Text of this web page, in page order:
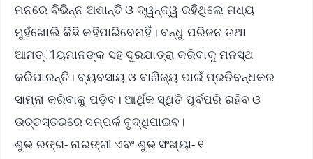
ମନରେ ବିଭିନ୍ନ ଅଶାନ୍ତି ଓ ଦ୍ୱନ୍ଦ୍ୱ ରହିଥିଲେ ମଧ୍ୟ
ମୁହଁଖୋଲି କିଛି କହିପାରିବେନାହିଁ। ବନ୍ଧୁ ପରିଜନ ତଥା
ଆମତ୍ୀୟମାନଙ୍କ ସହ ଦୂରଯାତ୍ରା କରିବାକୁ ମନସ୍ଥ
କରିପାରନ୍ତି। ବ୍ୟବସାୟ ଓ ବାଣିଜ୍ୟ ପାଇଁ ପ୍ରତିବନ୍ଧକର
ସାମ୍ନା କରିବାକୁ ପଡ଼ିବ। ଆର୍ଥିକ ସ୍ଥିତି ପୂର୍ବପରି ରହିବ ଓ
ଉଚ୍ଚସ୍ତରରେ ସମ୍ପର୍କ ବୃଦ୍ଧିପାଇବ।
ଶୁଭ ରଙ୍ଗ- ନାରଙ୍ଗୀ ଏବଂ ଶୁଭ ସଂଖ୍ୟା- ୧